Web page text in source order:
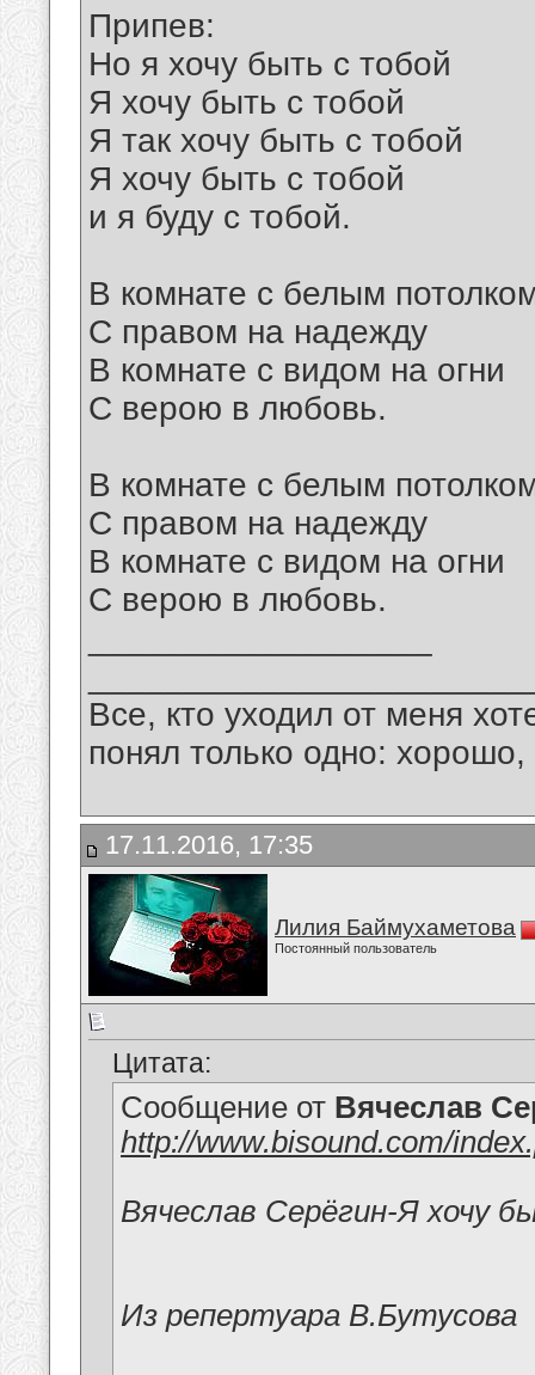
Припев:
Hо я хочу быть с тобой
Я хочу быть с тобой
Я так хочу быть с тобой
Я хочу быть с тобой
и я буду с тобой.
В комнате с белым
С правом на надежду
В комнате с видом на огни
С верою в любовь.
В комнате с белым
С правом на надежду
В комнате с видом на огни
С верою в любовь.
Все, кто уходил от меня
понял только одно:
17.11.2016, 17:35
Лилия Баймухаметова
Постоянный пользователь
Цитата:
Сообщение от Вячеслав
http://www.bisound.com/
Вячеслав Серёгин-Я хочу
Из репертуара В.Бутусова